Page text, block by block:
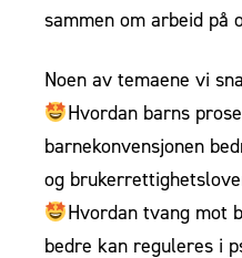
sammen om arbeid på
Noen av temaene vi
Hvordan barns
barnekonvensjonen
og
Hvordan tvang mot
bedre kan reguleres i